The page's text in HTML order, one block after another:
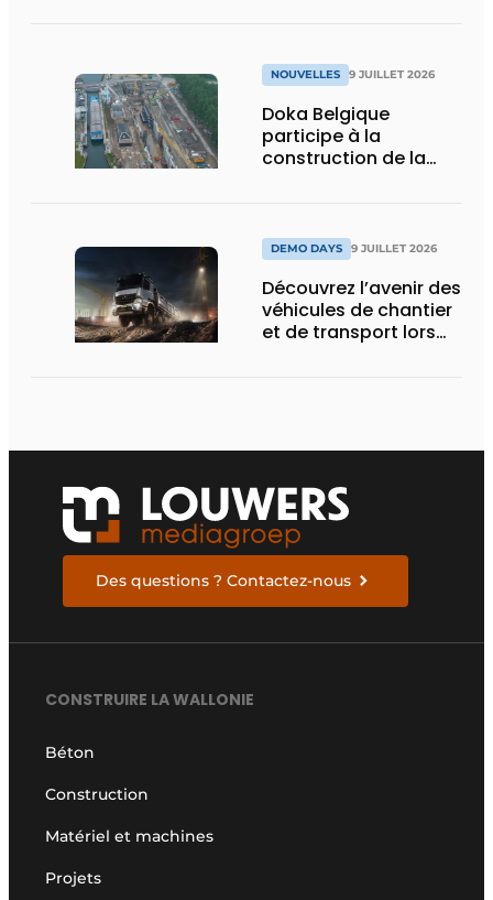
NOUVELLES 9 JUILLET 2026
Doka Belgique
participe à la
construction de la
DEMO DAYS 9 JUILLET 2026
Découvrez l’avenir des
véhicules de chantier
et de transport lors
Des questions ? Contactez-nous
CONSTRUIRE LA WALLONIE
Béton
Construction
Matériel et machines
Projets